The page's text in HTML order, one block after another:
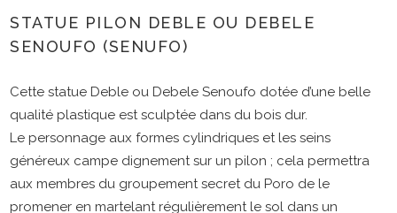
STATUE PILON DEBLE OU DEBELE
SENOUFO (SENUFO)
Cette statue Deble ou Debele Senoufo dotée d’une belle
qualité plastique est sculptée dans du bois dur.
Le personnage aux formes cylindriques et les seins
généreux campe dignement sur un pilon ; cela permettra
aux membres du groupement secret du Poro de le
promener en martelant régulièrement le sol dans un